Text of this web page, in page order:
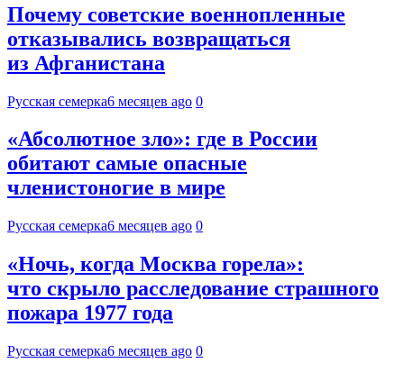
Почему советские военнопленные
отказывались возвращаться
из Афганистана
Русская семерка6 месяцев ago 0
«Абсолютное зло»: где в России
обитают самые опасные
членистоногие в мире
Русская семерка6 месяцев ago 0
«Ночь, когда Москва горела»:
что скрыло расследование страшного
пожара 1977 года
Русская семерка6 месяцев ago 0